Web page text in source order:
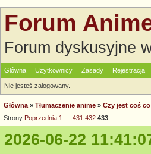
Forum
Forum dyskusyjne
Główna Użytkownicy Zasady Rejestracja
Nie jesteś zalogowany.
Główna » Tłumaczenie anime » Czy jest coś
Strony Poprzednia 1 431 432 433
2026-06-22